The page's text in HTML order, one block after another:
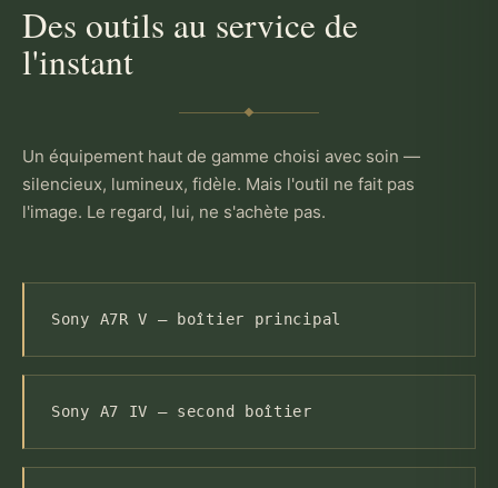
Des outils au service de
l'instant
Un équipement haut de gamme choisi avec soin —
silencieux, lumineux, fidèle. Mais l'outil ne fait pas
l'image. Le regard, lui, ne s'achète pas.
Sony A7R V — boîtier principal
Sony A7 IV — second boîtier